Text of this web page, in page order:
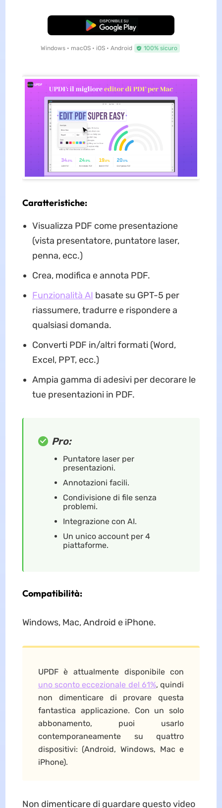
Download Gratis
Windows • macOS • iOS • Android 100% sicuro
Caratteristiche:
Visualizza PDF come presentazione
(vista presentatore, puntatore laser,
penna, ecc.)
Crea, modifica e annota PDF.
Funzionalità AI basate su GPT-5 per
riassumere, tradurre e rispondere a
qualsiasi domanda.
Converti PDF in/altri formati (Word,
Excel, PPT, ecc.)
Ampia gamma di adesivi per decorare le
tue presentazioni in PDF.
Pro:
Puntatore laser per
presentazioni.
Annotazioni facili.
Condivisione di file senza
problemi.
Integrazione con AI.
Un unico account per 4
piattaforme.
Compatibilità:
Windows, Mac, Android e iPhone.
UPDF è attualmente disponibile con
uno sconto eccezionale del 61%, quindi
non dimenticare di provare questa
fantastica applicazione. Con un solo
abbonamento, puoi usarlo
contemporaneamente su quattro
dispositivi: (Android, Windows, Mac e
iPhone).
Non dimenticare di guardare questo video